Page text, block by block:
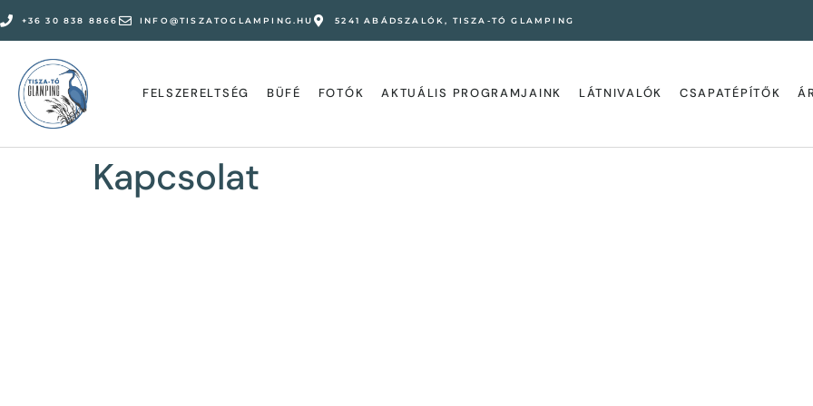
+36 30 838 8866 INFO@TISZATOGLAMPING.HU 5241 ABÁDSZALÓK, TISZA-TÓ GLAMPING
FELSZERELTSÉG BÜFÉ FOTÓK AKTUÁLIS PROGRAMJAINK LÁTNIVALÓK CSAPATÉPÍTŐK
Kapcsolat